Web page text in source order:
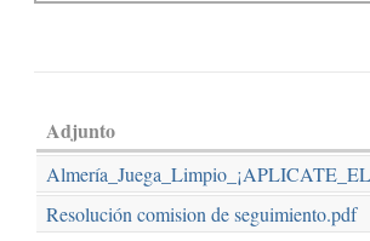
Adjunto
Resolución comision de seguimiento.pdf